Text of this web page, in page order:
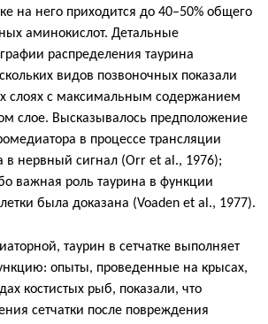
на него приходится до 40–50% общего
аминокислот. Детальные
распределения таурина
видов позвоночных показали
слоях с максимальным содержанием
слое. Высказывалось предположение
в процессе трансляции
в нервный сигнал (Orr et al., 1976);
важная роль таурина в функции
была доказана (Voaden et al., 1977).
таурин в сетчатке выполняет
опыты, проведенные на крысах,
костистых рыб, показали, что
сетчатки после повреждения